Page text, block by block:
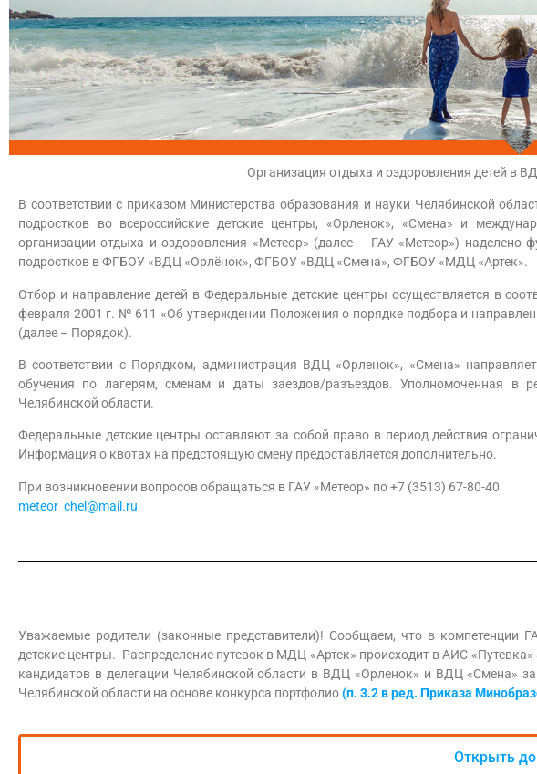
Организация отдыха и оздоровления детей в
В соответствии с приказом Министерства образования и науки Челябинской
подростков во всероссийские детские центры, «Орленок», «Смена» и
организации отдыха и оздоровления «Метеор» (далее – ГАУ «Метеор»)
подростков в ФГБОУ «ВДЦ «Орлёнок», ФГБОУ «ВДЦ «Смена», ФГБОУ «МДЦ «Артек».
Отбор и направление детей в Федеральные детские центры осуществляется в
февраля 2001 г. № 611 «Об утверждении Положения о порядке подбора и
(далее – Порядок).
В соответствии с Порядком, администрация ВДЦ «Орленок», «Смена»
обучения по лагерям, сменам и даты заездов/разъездов. Уполномоченная в
Челябинской области.
Федеральные детские центры оставляют за собой право в период действия
Информация о квотах на предстоящую смену предоставляется дополнительно.
При возникновении вопросов обращаться в ГАУ «Метеор» по+7 (3513) 67-80-40
meteor_chel@mail.ru
Уважаемые родители (законные представители)! Сообщаем, что в компетенции
детские центры. Распределение путевок в МДЦ «Артек» происходит в АИС
кандидатов в делегации Челябинской области в ВДЦ «Орленок» и ВДЦ «Смена»
Челябинской области на основе конкурса портфолио(п. 3.2 в ред. Приказа
Открыть